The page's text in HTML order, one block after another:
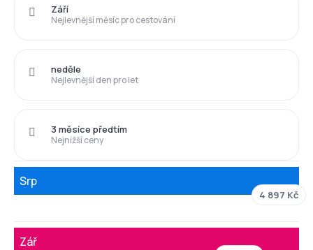
Nejlevnější měsíc pro cestování
Září
Nejlevnější den pro let
neděle
Nejnižší ceny
3 měsíce předtím
Srp
4 897 Kč
Zář